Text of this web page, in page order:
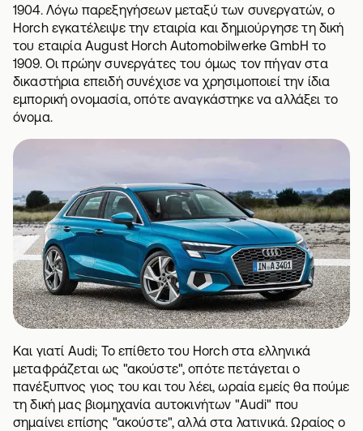
1904. Λόγω παρεξηγήσεων μεταξύ των συνεργατών, ο
Horch εγκατέλειψε την εταιρία και δημιούργησε τη δική
του εταιρία August Horch Automobilwerke GmbH το
1909. Οι πρώην συνεργάτες του όμως τον πήγαν στα
δικαστήρια επειδή συνέχισε να χρησιμοποιεί την ίδια
εμπορική ονομασία, οπότε αναγκάστηκε να αλλάξει το
όνομα.
Και γιατί Audi; Το επίθετο του Horch στα ελληνικά
μεταφράζεται ως "ακούστε", οπότε πετάγεται ο
πανέξυπνος γιος του και του λέει, ωραία εμείς θα πούμε
τη δική μας βιομηχανία αυτοκινήτων "Audi" που
σημαίνει επίσης "ακούστε", αλλά στα λατινικά. Ωραίος ο